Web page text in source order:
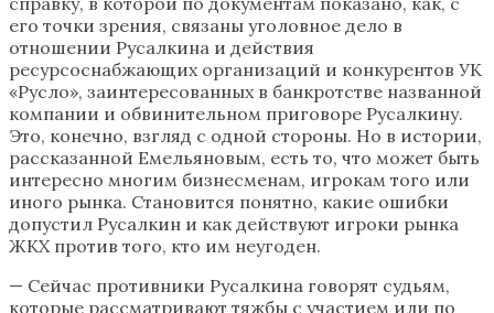
его точки зрения, связаны уголовное дело в
отношении Русалкина и действия
ресурсоснабжающих организаций и конкурентов УК
«Русло», заинтересованных в банкротстве названной
компании и обвинительном приговоре Русалкину.
Это, конечно, взгляд с одной стороны. Но в истории,
рассказанной Емельяновым, есть то, что может быть
интересно многим бизнесменам, игрокам того или
иного рынка. Становится понятно, какие ошибки
допустил Русалкин и как действуют игроки рынка
ЖКХ против того, кто им неугоден.
— Сейчас противники Русалкина говорят судьям,
которые рассматривают тяжбы с участием или по